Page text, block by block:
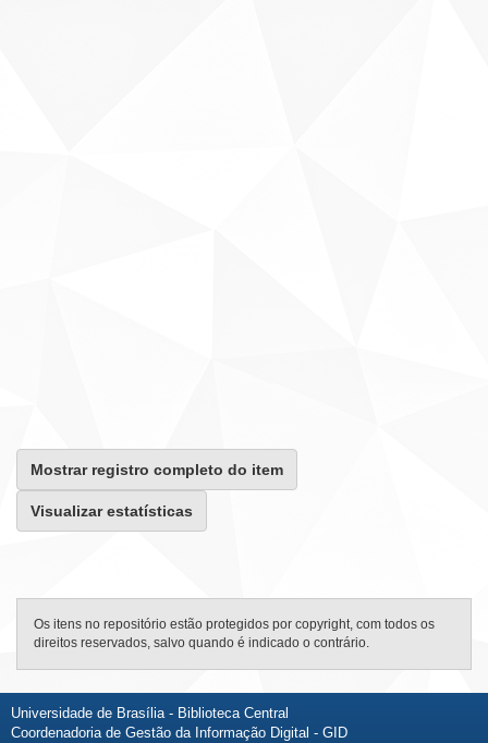
Mostrar registro completo do item
Visualizar estatísticas
Os itens no repositório estão protegidos por copyright, com todos os
direitos reservados, salvo quando é indicado o contrário.
Universidade de Brasília - Biblioteca Central
Coordenadoria de Gestão da Informação Digital - GID